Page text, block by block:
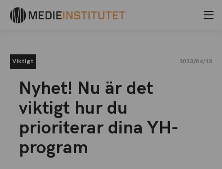
Viktigt 2023/04/13
Nyhet! Nu är det
viktigt hur du
prioriterar dina YH-
program